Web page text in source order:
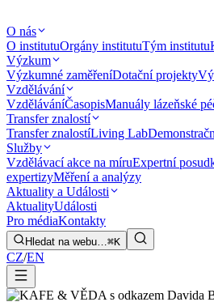
O nás
O institutuOrgány institutuTým institutu
Výzkum
Výzkumné zaměřeníDotační projekty
Vzdělávání
VzděláváníČasopisManuály lázeňské
Transfer znalostí
Transfer znalostíLiving Lab
Služby
Vzdělávací akce na míruExpertní
expertizyMěření a analýzy
Aktuality a Události
AktualityUdálosti
Pro médiaKontakty
Hledat na webu…⌘K
CZ/EN